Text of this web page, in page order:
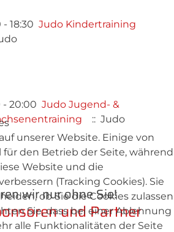
- 18:30 Judo Kindertraining
- 20:00 Judo Jugend- &
:: Judo
wir nur ohne Sie!
und Partner
unserer Website. Einige von
für den Betrieb der Seite, während
Website und die
(Tracking Cookies). Sie
ob Sie die Cookies zulassen
Sie, dass bei einer Ablehnung
alle Funktionalitäten der Seite